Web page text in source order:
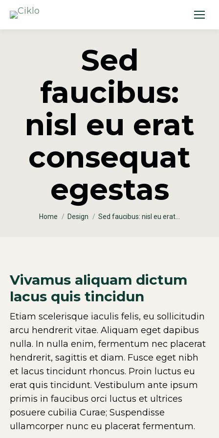
Sed
faucibus:
nisl eu erat
consequat
egestas
You are here:
Home Design Sed faucibus: nisl eu erat…
Vivamus aliquam dictum
lacus quis tincidun
Etiam scelerisque iaculis felis, eu sollicitudin
arcu hendrerit vitae. Aliquam eget dapibus
nulla. In nulla enim, fermentum nec placerat
hendrerit, sagittis et diam. Fusce eget nibh
et lacus tincidunt rhoncus. Proin luctus eu
erat quis tincidunt. Vestibulum ante ipsum
primis in faucibus orci luctus et ultrices
posuere cubilia Curae; Suspendisse
ullamcorper nunc eu placerat fermentum.